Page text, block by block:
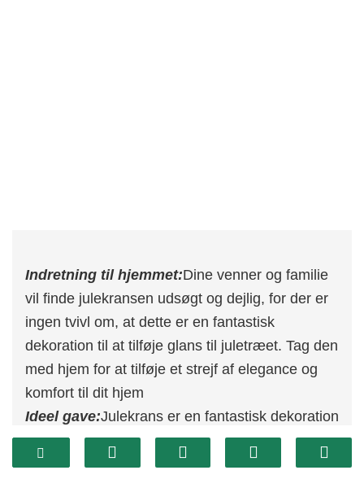
Indretning til hjemmet:Dine venner og familie
vil finde julekransen udsøgt og dejlig, for der er
ingen tvivl om, at dette er en fantastisk
dekoration til at tilføje glans til juletræet. Tag den
med hjem for at tilføje et strejf af elegance og
komfort til dit hjem
Ideel gave:Julekrans er en fantastisk dekoration
til at tilføje glans til juletræet, og den er også en
dejlig gave til børn, familie og venner.